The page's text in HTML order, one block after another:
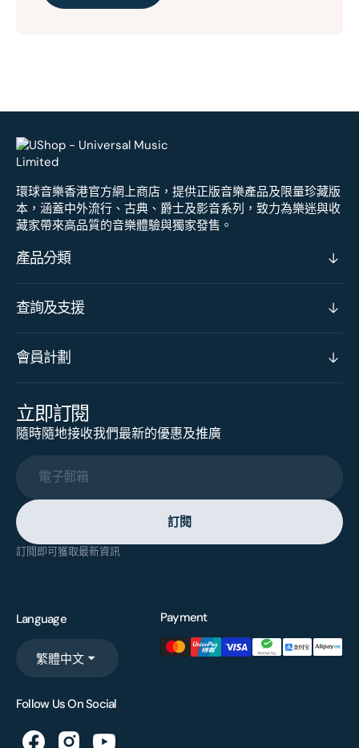
環球音樂香港官方網上商店，提供正版音樂產品及限量珍藏版
本，涵蓋中外流行、古典、爵士及影音系列，致力為樂迷與收
藏家帶來高品質的音樂體驗與獨家發售。
產品分類
查詢及支援
會員計劃
立即訂閱
隨時隨地接收我們最新的優惠及推廣
電子郵箱
訂閱
訂閱即可獲取最新資訊
Language
繁體中文
Payment
Follow Us On Social